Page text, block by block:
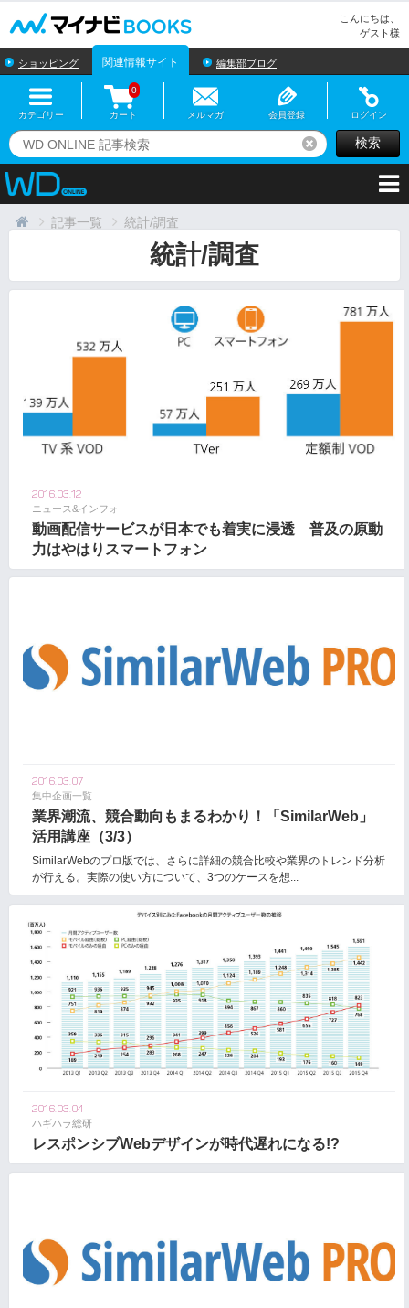
こんにちは、
ゲスト様
ショッピング 関連情報サイト 編集部ブログ
カテゴリー カート
0
メルマガ 会員登録 ログイン
リセット検索
記事一覧 統計/調査
統計/調査
2016.03.12
ニュース&インフォ
動画配信サービスが日本でも着実に浸透 普及の原動
力はやはりスマートフォン
2016.03.07
集中企画一覧
業界潮流、競合動向もまるわかり！「SimilarWeb」
活用講座（3/3）
SimilarWebのプロ版では、さらに詳細の競合比較や業界のトレンド分析
が行える。実際の使い方について、3つのケースを想...
2016.03.04
ハギハラ総研
レスポンシブWebデザインが時代遅れになる!?